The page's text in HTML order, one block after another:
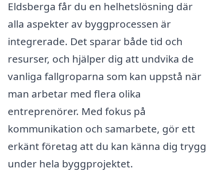
Eldsberga får du en helhetslösning där
alla aspekter av byggprocessen är
integrerade. Det sparar både tid och
resurser, och hjälper dig att undvika de
vanliga fallgroparna som kan uppstå när
man arbetar med flera olika
entreprenörer. Med fokus på
kommunikation och samarbete, gör ett
erkänt företag att du kan känna dig trygg
under hela byggprojektet.